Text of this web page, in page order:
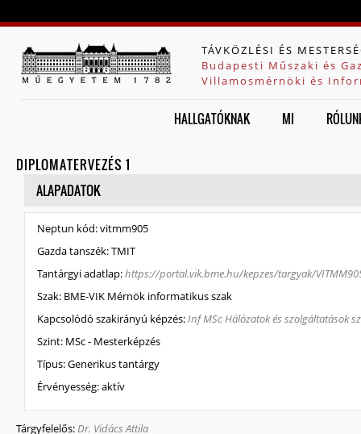
TÁVKÖZLÉSI ÉS
Budapesti Műszaki és
Villamosmérnöki és
HALLGATÓKNAK MI
DIPLOMATERVEZÉS 1
ELREJT
ALAPADATOK
Neptun kód:vitmm905
Gazda tanszék:TMIT
Tantárgyi adatlap:https://portal.vik.bme.hu/kepzes/targyak/
Szak: BME-VIK Mérnök informatikus szak
Kapcsolódó szakirányú képzés: Inf MSc Hálózatok és szolgáltatások
Szint: MSc - Mesterképzés
Típus:Generikus tantárgy
Érvényesség:aktív
Tárgyfelelős: Dr. Vidács Attila